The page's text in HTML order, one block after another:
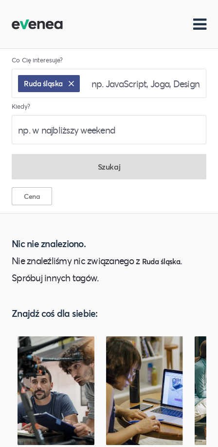
Co Cię interesuje?
Ruda śląska
Kiedy?
Szukaj
Cena
Nic nie znaleziono.
Nie znaleźliśmy nic związanego z Ruda śląska.
Spróbuj innych tagów.
Znajdź coś dla siebie: